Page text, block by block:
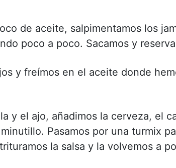
de aceite, salpimentamos los
poco a poco. Sacamos y
y freímos en el aceite donde
y el ajo, añadimos la cerveza, el
Pasamos por una turmix
la salsa y la volvemos a